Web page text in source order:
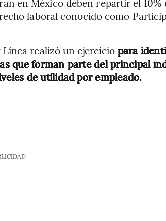
laboral conocido como
realizó un ejercicio para
que forman parte del principal
de utilidad por empleado.